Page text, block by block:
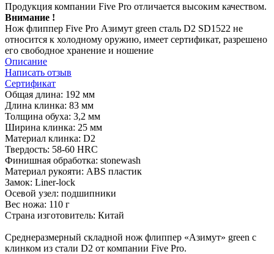
Продукция компании Five Pro отличается высоким качеством.
Внимание !
Нож флиппер Five Pro Азимут green сталь D2 SD1522 не
относится к холодному оружию, имеет сертификат, разрешено
его свободное хранение и ношение
Описание
Написать отзыв
Сертификат
Общая длина: 192 мм
Длина клинка: 83 мм
Толщина обуха: 3,2 мм
Ширина клинка: 25 мм
Материал клинка: D2
Твердость: 58-60 HRC
Финишная обработка: stonewash
Материал рукояти: ABS пластик
Замок: Liner-lock
Осевой узел: подшипники
Вес ножа: 110 г
Страна изготовитель: Китай
Среднеразмерный складной нож флиппер «Азимут» green с
клинком из стали D2 от компании Five Pro.